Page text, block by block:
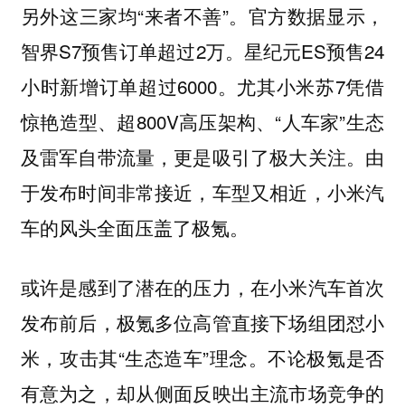
另外这三家均“来者不善”。官方数据显示，
智界S7预售订单超过2万。星纪元ES预售24
小时新增订单超过6000。尤其小米苏7凭借
惊艳造型、超800V高压架构、“人车家”生态
及雷军自带流量，更是吸引了极大关注。由
于发布时间非常接近，车型又相近，小米汽
车的风头全面压盖了极氪。
或许是感到了潜在的压力，在小米汽车首次
发布前后，极氪多位高管直接下场组团怼小
米，攻击其“生态造车”理念。不论极氪是否
有意为之，却从侧面反映出主流市场竞争的